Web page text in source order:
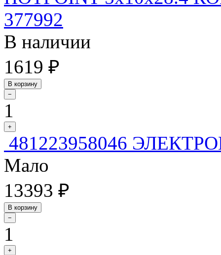
377992
В наличии
1619 ₽
В корзину
−
1
+
481223958046
Мало
13393 ₽
В корзину
−
1
+